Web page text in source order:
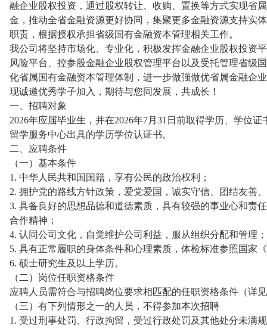
融企业股权投资，通过股权转让、收购、置换等方式实现省
金，推动全省金融资源更好协同，集聚更多金融资源支持实
职责，根据授权承担省级国有金融资本管理相关工作。
我公司将坚持市场化、专业化，积极发挥金融企业股权投资
风险平台、控参股金融企业股权管理平台以及受托管理省级
化省属国有金融资本管理体制，进一步做强做优省属金融企
现诚邀优秀学子加入，期待与您同发展，共成长！
一、招聘对象
2026年应届毕业生，并在2026年7月31日前取得学历、学位
留学服务中心出具的学历学位认证书。
二、应聘条件
（一）基本条件
1. 中华人民共和国国籍，享有公民的政治权利；
2. 拥护党的路线方针政策，爱党爱国，诚实守信、团结友善
3. 具备良好的思想品德和道德素质，具有较强的事业心和责
合作精神；
4. 认同公司文化，自觉维护公司利益，服从组织分配和管理；
5. 具有正常履职的身体条件和心理素质，体检标准参照国家
6. 硕士研究生及以上学历。
（二）岗位任职资格条件
应聘人员需符合与招聘岗位要求相匹配的任职资格条件（详
（三）有下列情形之一的人员，不得参加本次招聘
1. 受过刑事处罚、行政拘留，受过行政处罚及其他处分未满